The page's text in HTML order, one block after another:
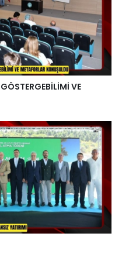
GÖSTERGEBİLİMİ VE